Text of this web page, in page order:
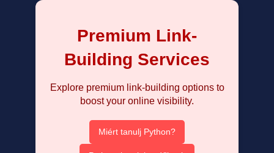
Premium Link-
Building Services
Explore premium link-building options to
boost your online visibility.
Miért tanulj Python?